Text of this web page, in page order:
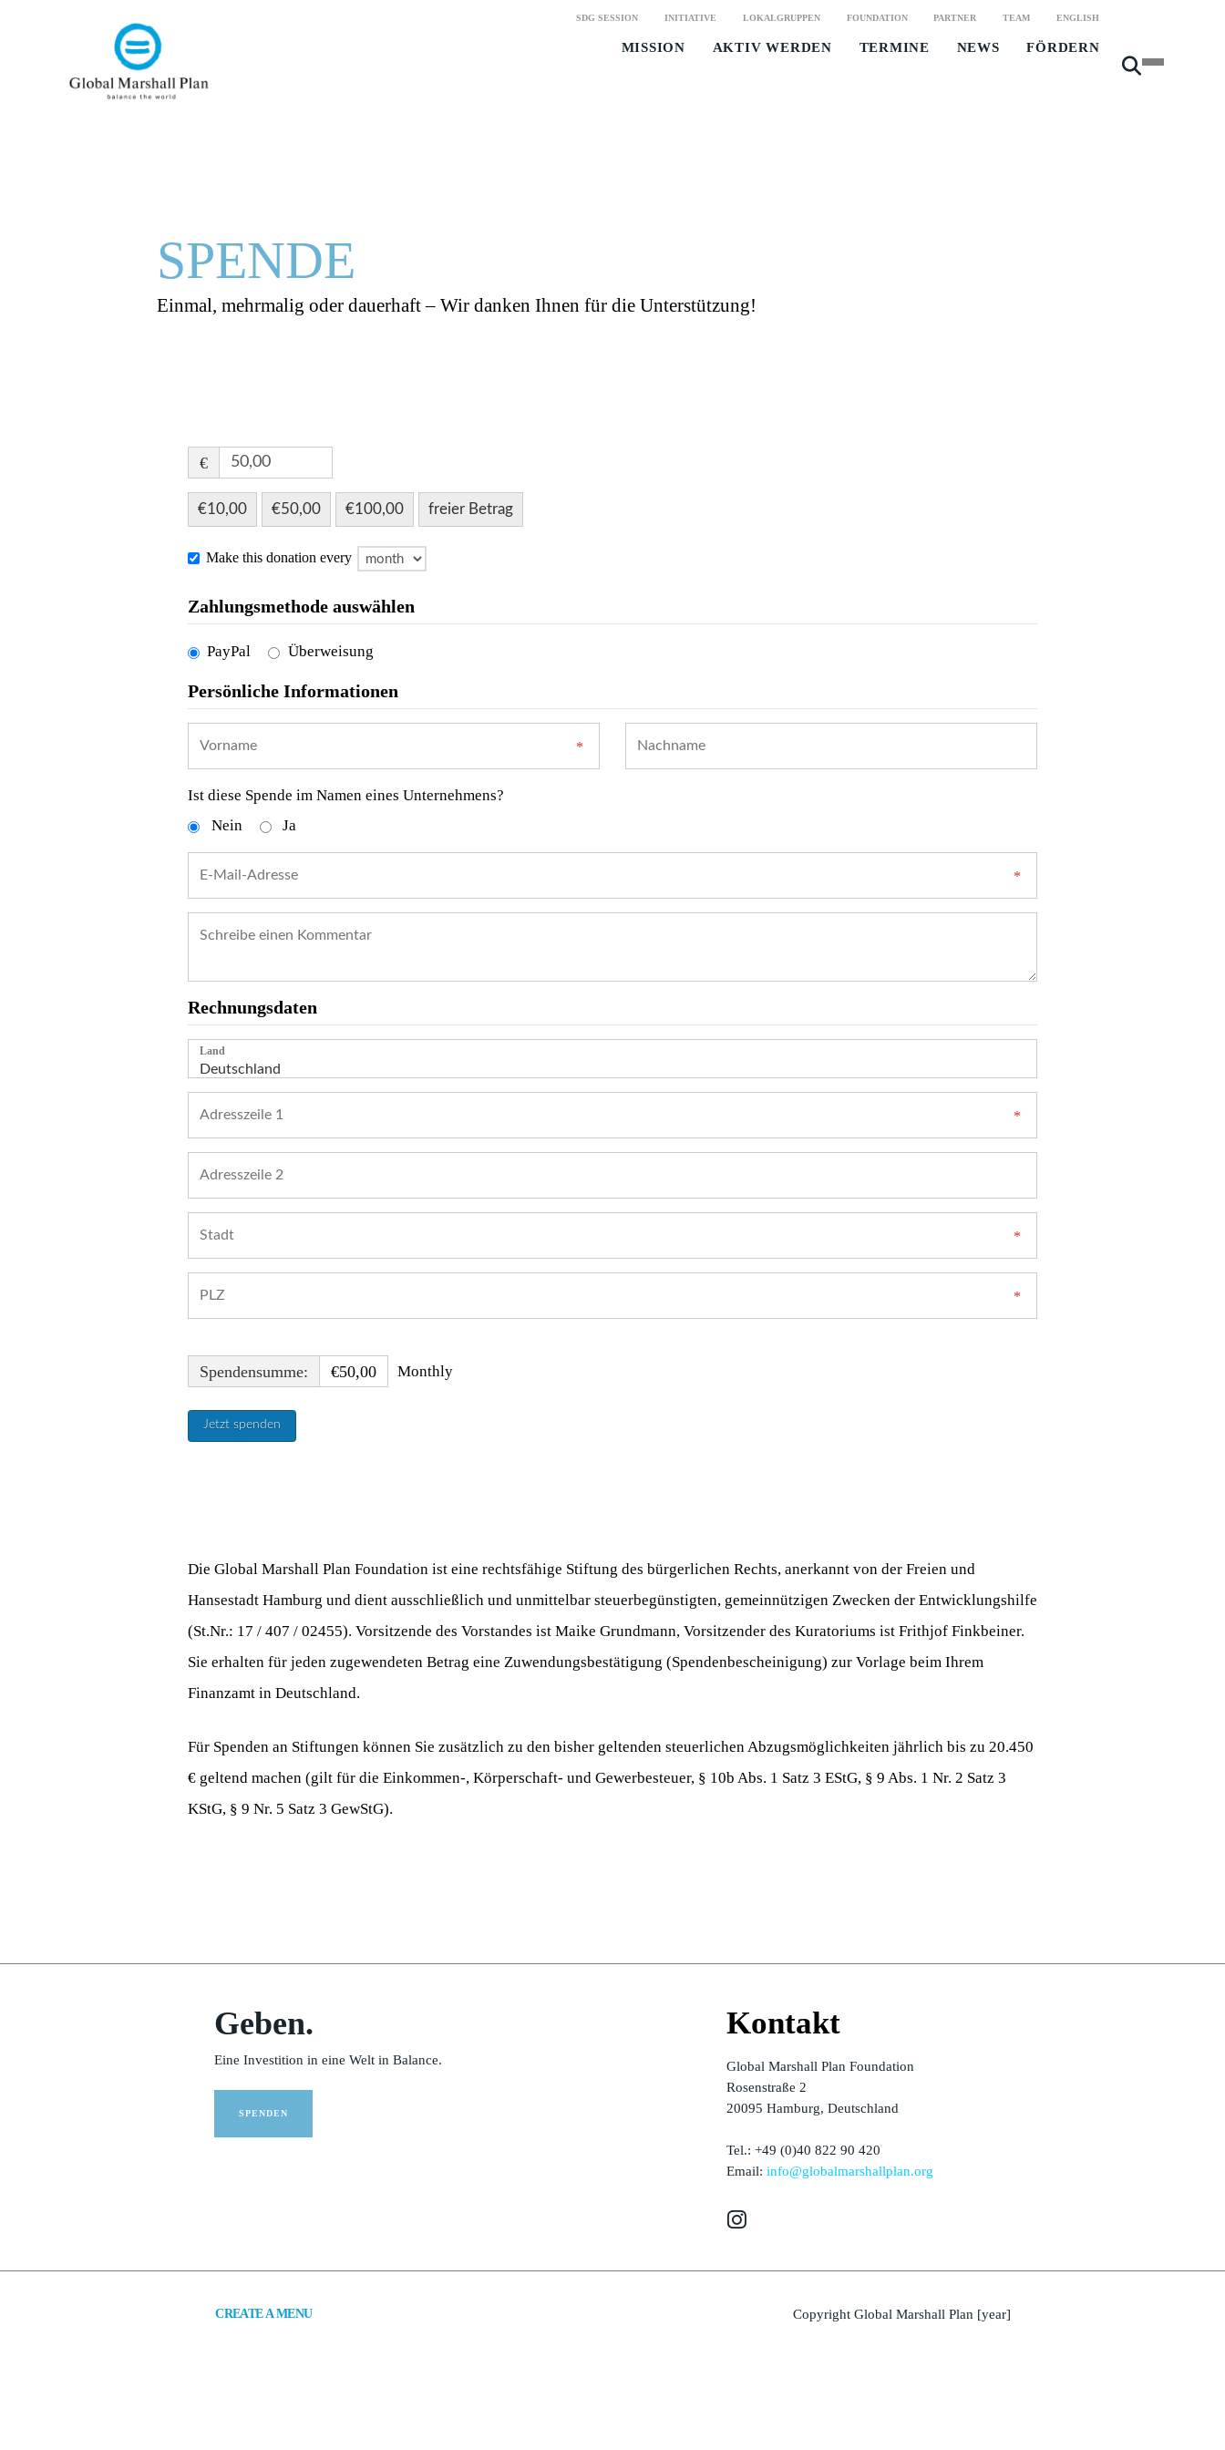
SDG SESSION INITIATIVE LOKALGRUPPEN FOUNDATION PARTNER TEAM ENGLISH
MISSION AKTIV WERDEN TERMINE NEWS FÖRDERN
SPENDE
Einmal, mehrmalig oder dauerhaft – Wir danken Ihnen für die Unterstützung!
€
€10,00 €50,00 €100,00 freier Betrag
Make this donation every
Zahlungsmethode auswählen
PayPal Überweisung
Persönliche Informationen
Ist diese Spende im Namen eines Unternehmens?
Nein
Ja
Rechnungsdaten
Land
Spendensumme: €50,00 Monthly
Die Global Marshall Plan Foundation ist eine rechtsfähige Stiftung des bürgerlichen Rechts, anerkannt von der Freien und
Hansestadt Hamburg und dient ausschließlich und unmittelbar steuerbegünstigten, gemeinnützigen Zwecken der Entwicklungshilfe
(St.Nr.: 17 / 407 / 02455). Vorsitzende des Vorstandes ist Maike Grundmann, Vorsitzender des Kuratoriums ist Frithjof Finkbeiner.
Sie erhalten für jeden zugewendeten Betrag eine Zuwendungsbestätigung (Spendenbescheinigung) zur Vorlage beim Ihrem
Finanzamt in Deutschland.
Für Spenden an Stiftungen können Sie zusätzlich zu den bisher geltenden steuerlichen Abzugsmöglichkeiten jährlich bis zu 20.450
€ geltend machen (gilt für die Einkommen-, Körperschaft- und Gewerbesteuer, § 10b Abs. 1 Satz 3 EStG, § 9 Abs. 1 Nr. 2 Satz 3
KStG, § 9 Nr. 5 Satz 3 GewStG).
Geben.
Eine Investition in eine Welt in Balance.
SPENDEN
Kontakt
Global Marshall Plan Foundation
Rosenstraße 2
20095 Hamburg, Deutschland
Tel.: +49 (0)40 822 90 420
Email: info@globalmarshallplan.org
CREATE A MENU CopyrightGlobal Marshall Plan [year]